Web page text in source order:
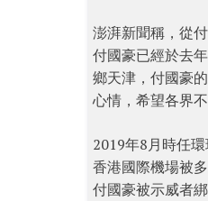
澎湃新聞稱，從
付國豪已經於去
鄉天津，付國豪
心情，希望各界
2019年8月時任
香港國際機場被
付國豪被示威者